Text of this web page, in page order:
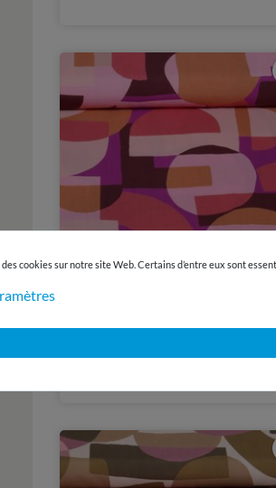
0,5 mètre(s) | 10,70 € / mètre(s)
cookies sur notre site Web. Certains d’entre eux sont